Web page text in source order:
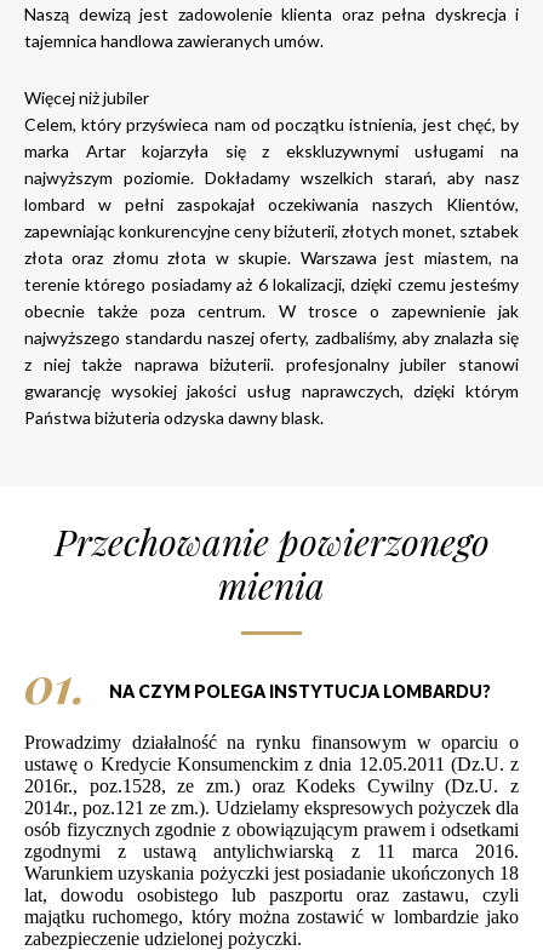
Naszą dewizą jest zadowolenie klienta oraz pełna dyskrecja i
tajemnica handlowa zawieranych umów.
Więcej niż jubiler
Celem, który przyświeca nam od początku istnienia, jest chęć, by
marka Artar kojarzyła się z ekskluzywnymi usługami na
najwyższym poziomie. Dokładamy wszelkich starań, aby nasz
lombard w pełni zaspokajał oczekiwania naszych Klientów,
zapewniając konkurencyjne ceny biżuterii, złotych monet, sztabek
złota oraz złomu złota w skupie. Warszawa jest miastem, na
terenie którego posiadamy aż 6 lokalizacji, dzięki czemu jesteśmy
obecnie także poza centrum. W trosce o zapewnienie jak
najwyższego standardu naszej oferty, zadbaliśmy, aby znalazła się
z niej także naprawa biżuterii. profesjonalny jubiler stanowi
gwarancję wysokiej jakości usług naprawczych, dzięki którym
Państwa biżuteria odzyska dawny blask.
Przechowanie powierzonego
mienia
01. NA CZYM POLEGA INSTYTUCJA LOMBARDU?
Prowadzimy działalność na rynku finansowym w oparciu o
ustawę o Kredycie Konsumenckim z dnia 12.05.2011 (Dz.U. z
2016r., poz.1528, ze zm.) oraz Kodeks Cywilny (Dz.U. z
2014r., poz.121 ze zm.). Udzielamy ekspresowych pożyczek dla
osób fizycznych zgodnie z obowiązującym prawem i odsetkami
zgodnymi z ustawą antylichwiarską z 11 marca 2016.
Warunkiem uzyskania pożyczki jest posiadanie ukończonych 18
lat, dowodu osobistego lub paszportu oraz zastawu, czyli
majątku ruchomego, który można zostawić w lombardzie jako
zabezpieczenie udzielonej pożyczki.